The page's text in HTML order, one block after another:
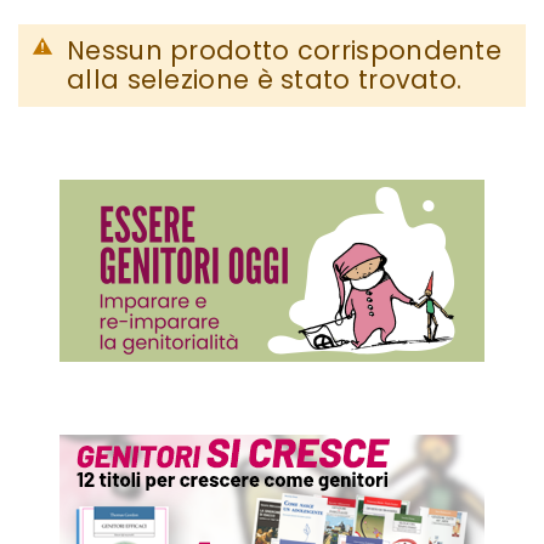
Nessun prodotto corrispondente
alla selezione è stato trovato.